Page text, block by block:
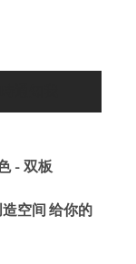
- 双板
空间给你的